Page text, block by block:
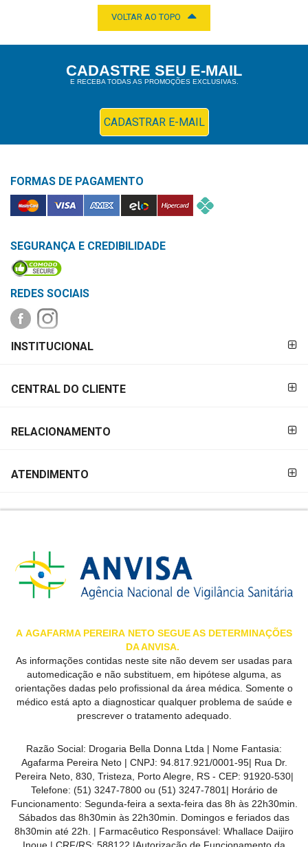
&
LOCALIZAÇÃO
CENTRAL
DE
LOJAS
MAIS
DO
VOLTAR AO TOPO
CADASTRE SEU E-MAIL
E RECEBA TODAS AS PROMOÇÕES EXCLUSIVAS.
CADASTRAR E-MAIL
FORMAS DE PAGAMENTO
SEGURANÇA E CREDIBILIDADE
REDES SOCIAIS
PAGAMENTO
INSTITUCIONAL
CENTRAL DO CLIENTE
RELACIONAMENTO
ATENDIMENTO
A AGAFARMA PEREIRA NETO SEGUE AS DETERMINAÇÕES
DA ANVISA.
As informações contidas neste site não devem ser usadas para
automedicação e não substituem, em hipótese alguma, as
orientações dadas pelo profissional da área médica. Somente o
médico está apto a diagnosticar qualquer problema de saúde e
prescrever o tratamento adequado.
Razão Social: Drogaria Bella Donna Ltda | Nome Fantasia:
Agafarma Pereira Neto | CNPJ: 94.817.921/0001-95| Rua Dr.
Pereira Neto, 830, Tristeza, Porto Alegre, RS - CEP: 91920-530|
Telefone: (51) 3247-7800 ou (51) 3247-7801| Horário de
Funcionamento: Segunda-feira a sexta-feira das 8h às 22h30min.
Sábados das 8h30min às 22h30min. Domingos e feriados das
8h30min até 22h. | Farmacêutico Responsável: Whallace Daijiro